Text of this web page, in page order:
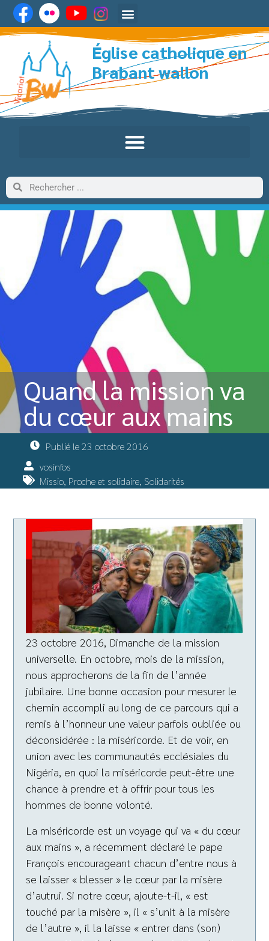
Église catholique en
Brabant wallon
Quand la mission va
du cœur aux mains
Publié le23 octobre 2016
vosinfos
Missio, Proche et solidaire, Solidarités
23 octobre 2016, Dimanche de la mission
universelle. En octobre, mois de la mission,
nous approcherons de la fin de l’année
jubilaire. Une bonne occasion pour mesurer le
chemin accompli au long de ce parcours qui a
remis à l’honneur une valeur parfois oubliée ou
déconsidérée : la miséricorde. Et de voir, en
union avec les communautés ecclésiales du
Nigéria, en quoi la miséricorde peut-être une
chance à prendre et à offrir pour tous les
hommes de bonne volonté.
La miséricorde est un voyage qui va « du cœur
aux mains », a récemment déclaré le pape
François encourageant chacun d’entre nous à
se laisser « blesser » le cœur par la misère
d’autrui. Si notre cœur, ajoute-t-il, « est
touché par la misère », il « s’unit à la misère
de l’autre », il la laisse « entrer dans (son)